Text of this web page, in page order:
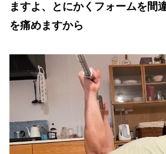
ますよ、とにかくフォームを間
を痛めますから